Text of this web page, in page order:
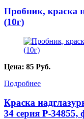
Пробник, краска
(10г)
Цена: 85 Руб.
Подробнее
Краска
34 серия P-34855,